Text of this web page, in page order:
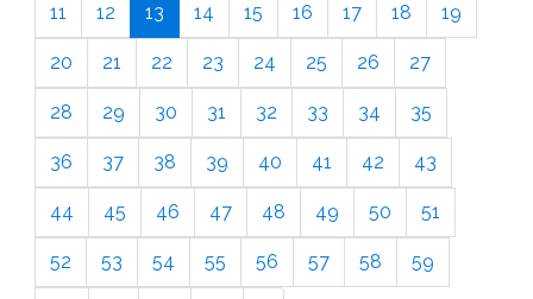
11 12 13 14 15 16 17 18 19
20 21 22 23 24 25 26 27
28 29 30 31 32 33 34 35
36 37 38 39 40 41 42 43
44 45 46 47 48 49 50 51
52 53 54 55 56 57 58 59